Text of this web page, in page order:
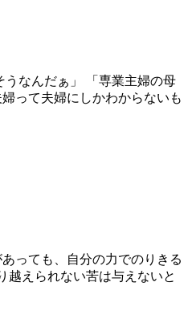
なんだぁ」 「専業主婦の母
って夫婦にしかわからないも
っても、自分の力でのりきる
越えられない苦は与えないと